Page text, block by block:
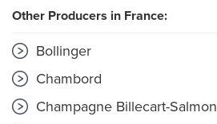
Other Producers in France:
Bollinger
Chambord
Champagne Billecart-Salmon